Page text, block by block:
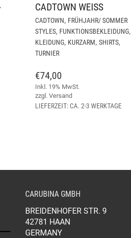
CADTOWN WEISS
CADTOWN, FRÜHJAHR/ SOMMER
STYLES, FUNKTIONSBEKLEIDUNG,
KLEIDUNG, KURZARM, SHIRTS,
TURNIER
€74,00
Inkl. 19% MwSt.
zzgl. Versand
LIEFERZEIT: CA. 2-3 WERKTAGE
CARUBINA GMBH
BREIDENHOFER STR. 9
42781 HAAN
GERMANY